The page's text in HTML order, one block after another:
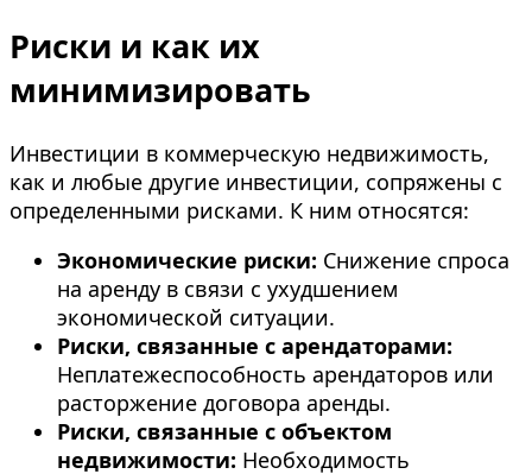
Риски и как их
минимизировать
Инвестиции в коммерческую недвижимость,
как и любые другие инвестиции, сопряжены с
определенными рисками. К ним относятся:
Экономические риски: Снижение спроса
на аренду в связи с ухудшением
экономической ситуации.
Риски, связанные с арендаторами:
Неплатежеспособность арендаторов или
расторжение договора аренды.
Риски, связанные с объектом
недвижимости: Необходимость